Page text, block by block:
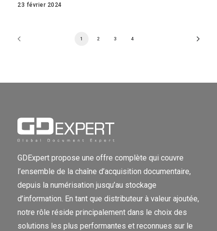
23 février 2024
1 2 3 4
GDExpert propose une offre complète qui couvre
l’ensemble de la chaîne d’acquisition documentaire,
depuis la numérisation jusqu’au stockage
d’information. En tant que distributeur à valeur ajoutée,
notre rôle réside principalement dans le choix des
solutions les plus performantes et reconnues sur le